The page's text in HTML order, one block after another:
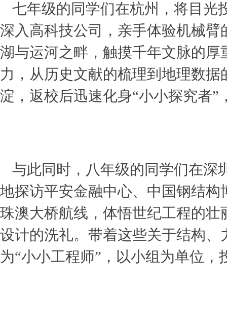
七年级的同学们在杭州，将目光
深入高科技公司，亲手体验机械
湖与运河之畔，触摸千年文脉的
力，从历史文献的梳理到地理数
淀，返校后迅速化身“小小探究者
与此同时，八年级的同学们在深
地探访平安金融中心、中国钢结
珠澳大桥航线，体悟世纪工程的
设计的洗礼。带着这些关于结构
为“小小工程师”，以小组为单位